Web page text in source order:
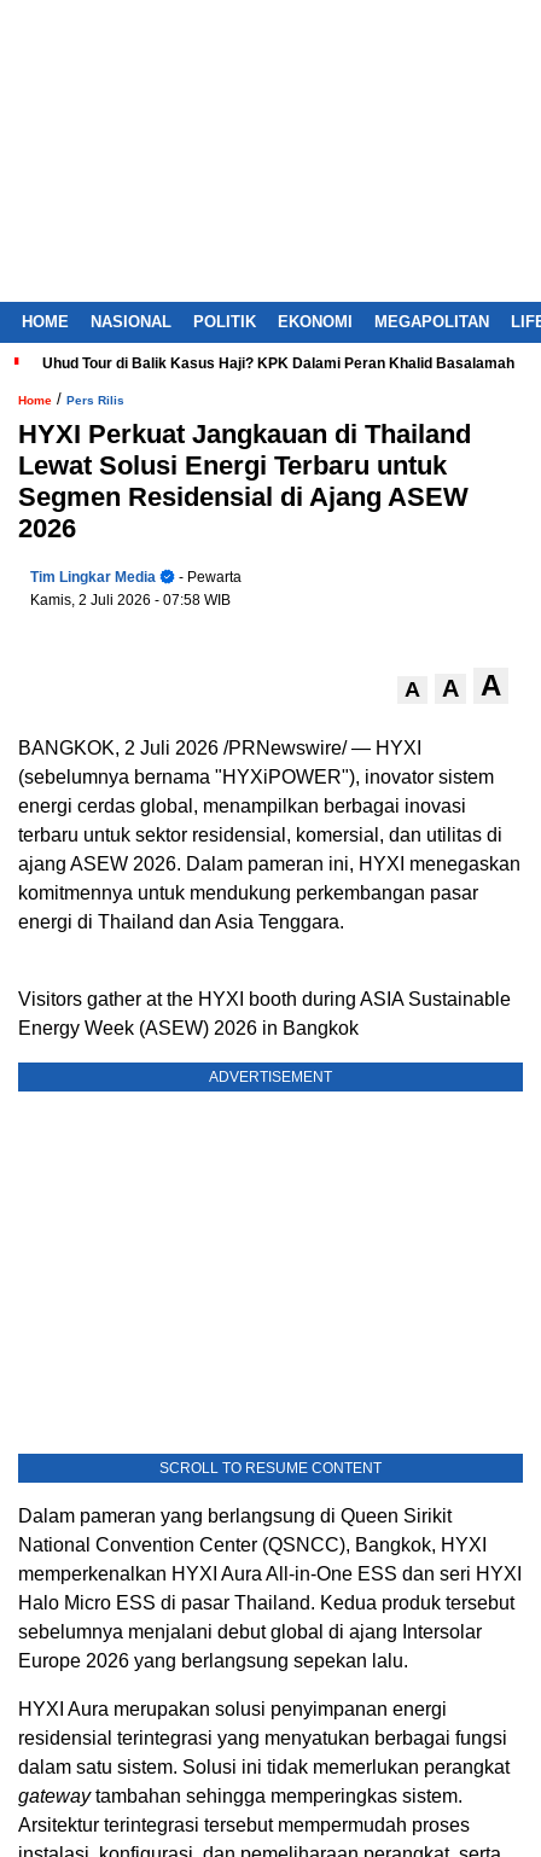
HOME NASIONAL POLITIK EKONOMI MEGAPOLITAN
Uhud Tour di Balik Kasus Haji? KPK Dalami Peran Khalid Basalamah
Home / Pers Rilis
HYXI Perkuat Jangkauan di Thailand
Lewat Solusi Energi Terbaru untuk
Segmen Residensial di Ajang ASEW
2026
Tim Lingkar Media
- Pewarta
Kamis, 2 Juli 2026 - 07:58 WIB
A A A
BANGKOK, 2 Juli 2026 /PRNewswire/ — HYXI
(sebelumnya bernama "HYXiPOWER"), inovator sistem
energi cerdas global, menampilkan berbagai inovasi
terbaru untuk sektor residensial, komersial, dan utilitas di
ajang ASEW 2026. Dalam pameran ini, HYXI menegaskan
komitmennya untuk mendukung perkembangan pasar
energi di Thailand dan Asia Tenggara.
Visitors gather at the HYXI booth during ASIA Sustainable
Energy Week (ASEW) 2026 in Bangkok
ADVERTISEMENT
SCROLL TO RESUME CONTENT
Dalam pameran yang berlangsung di Queen Sirikit
National Convention Center (QSNCC), Bangkok, HYXI
memperkenalkan HYXI Aura All-in-One ESS dan seri HYXI
Halo Micro ESS di pasar Thailand. Kedua produk tersebut
sebelumnya menjalani debut global di ajang Intersolar
Europe 2026 yang berlangsung sepekan lalu.
HYXI Aura merupakan solusi penyimpanan energi
residensial terintegrasi yang menyatukan berbagai fungsi
dalam satu sistem. Solusi ini tidak memerlukan perangkat
gatewaytambahan sehingga memperingkas sistem.
Arsitektur terintegrasi tersebut mempermudah proses